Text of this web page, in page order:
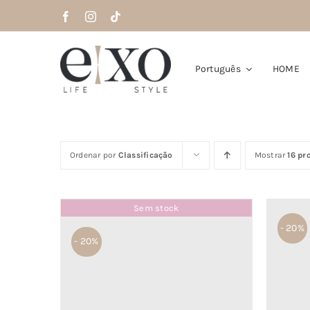
para
Português HOME
Ordenar por Classificação Mostrar16
Sem stock
- 20%
- 20%